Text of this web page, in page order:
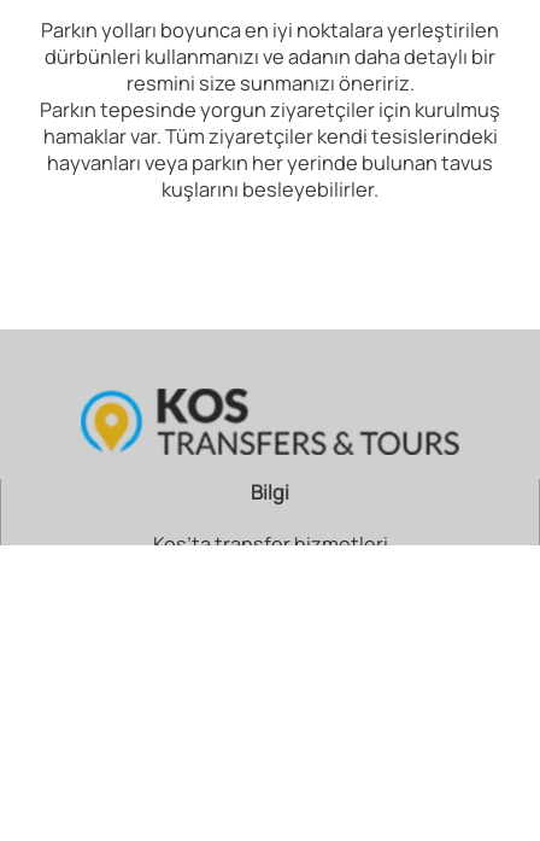
Parkın yolları boyunca en iyi noktalara yerleştirilen
dürbünleri kullanmanızı ve adanın daha detaylı bir
resmini size sunmanızı öneririz.
Parkın tepesinde yorgun ziyaretçiler için kurulmuş
hamaklar var. Tüm ziyaretçiler kendi tesislerindeki
hayvanları veya parkın her yerinde bulunan tavus
kuşlarını besleyebilirler.
Bilgi
Kos’ta transfer hizmetleri